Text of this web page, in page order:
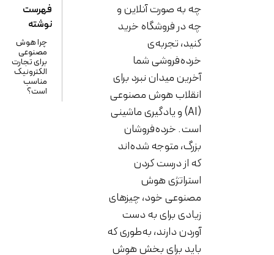
چه به صورت آنلاین و
چه در فروشگاه خرید
کنید، تجربه‌ی
خرده‌فروشی شما
آخرین میدان نبرد برای
انقلاب هوش مصنوعی
(AI) و یادگیری ماشینی
است. خرده‌فروشان
بزرگ، متوجه شده‌اند
که از درست کردن
استراتژی هوش
مصنوعی خود، چیزهای
زیادی برای به دست
آوردن دارند، به‌طوری که
باید برای بخش هوش
برای تجارت